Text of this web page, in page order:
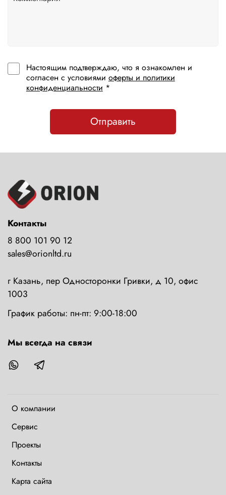
Настоящим подтверждаю, что я ознакомлен и
согласен с условиями оферты и политики
конфиденциальности *
Отправить
О компании
Сервис
Проекты
Контакты
Карта сайта
Контакты
8 800 101 90 12
sales@orionltd.ru
г Казань, пер Односторонки Гривки, д 10, офис
1003
График работы: пн-пт: 9:00-18:00
Мы всегда на связи